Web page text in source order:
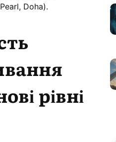
Doha).
рівні